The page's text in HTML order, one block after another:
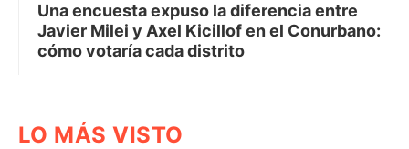
Una encuesta expuso la diferencia entre
Javier Milei y Axel Kicillof en el Conurbano:
cómo votaría cada distrito
LO MÁS VISTO